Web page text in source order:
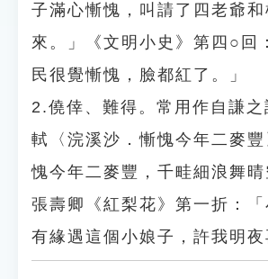
子滿心慚愧，叫請了四老爺和
來。」《文明小史》第四○回
民很覺慚愧，臉都紅了。」
2.僥倖、難得。常用作自謙之
軾〈浣溪沙．慚愧今年二麥
愧今年二麥豐，千畦細浪舞晴
張壽卿《紅梨花》第一折：「
有緣遇這個小娘子，許我明夜